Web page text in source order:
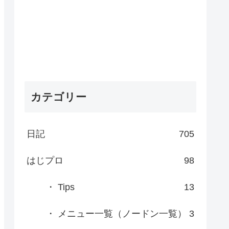
カテゴリー
日記 705
はじプロ 98
・ Tips 13
・ メニュー一覧（ノードン一覧） 3